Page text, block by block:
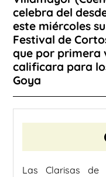
celebra del
este miércoles su
Festival de
que por primera
calificara para
Goya
Las Clarisas de